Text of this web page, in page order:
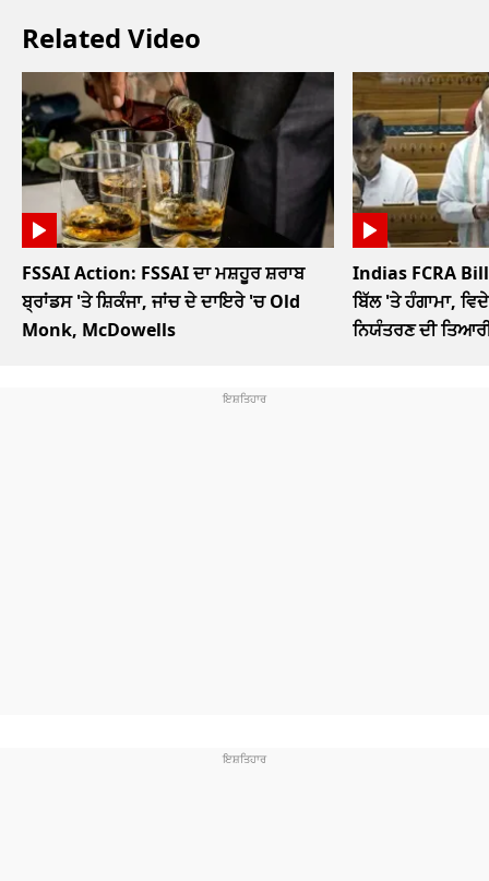
Related Video
FSSAI Action: FSSAI ਦਾ ਮਸ਼ਹੂਰ ਸ਼ਰਾਬ
ਬ੍ਰਾਂਡਸ 'ਤੇ ਸ਼ਿਕੰਜਾ, ਜਾਂਚ ਦੇ ਦਾਇਰੇ 'ਚ Old
Monk, McDowells
Indias FCRA
ਬਿੱਲ 'ਤੇ ਹੰਗਾਮਾ,
ਨਿਯੰਤਰਣ ਦੀ